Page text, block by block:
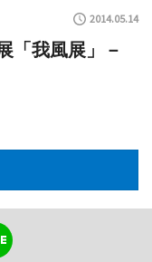
2014.05.14
「我風展」－